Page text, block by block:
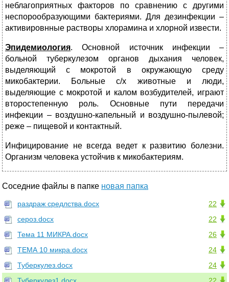
неблагоприятных факторов по сравнению с другими
неспорообразующими бактериями. Для дезинфекции –
активировнные растворы хлорамина и хлорной извести.
Эпидемиология. Основной источник инфекции –
больной туберкулезом органов дыхания человек,
выделяющий с мокротой в окружающую среду
микобактерии. Больные с/х животные и люди,
выделяющие с мокротой и калом возбудителей, играют
второстепенную роль. Основные пути передачи
инфекции – воздушно-капельный и воздушно-пылевой;
реже – пищевой и контактный.
Инфицирование не всегда ведет к развитию болезни.
Организм человека устойчив к микобактериям.
Соседние файлы в папке новая папка
22
раздраж средлства.docx
22
сероз.docx
26
Тема 11 МИКРА.docx
24
ТЕМА 10 микра.docx
24
Туберкулез.docx